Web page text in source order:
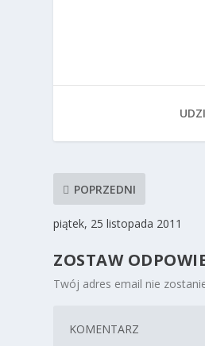
POPRZEDNI
piątek, 25 listopada 2011
ZOSTAW
Twój adres email nie